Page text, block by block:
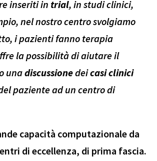
inseriti in trial, in studi clinici,
nelnostro centro svolgiamo
i pazienti fanno terapia
la possibilità di aiutare il
unadiscussionedeicasiclinici
paziente ad un centro di
capacità computazionale da
di eccellenza, di prima fascia.